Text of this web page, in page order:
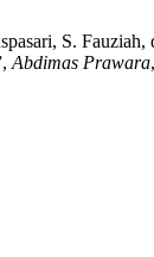
S. Fauziah,
Abdimas Prawara